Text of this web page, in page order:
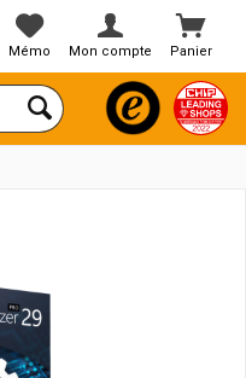
Panier
Mémo Mon compte